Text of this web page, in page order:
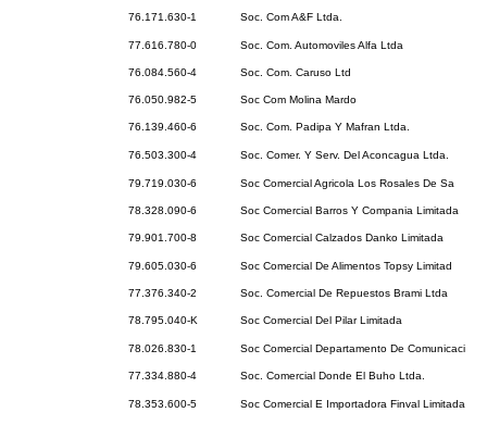
76.171.630-1 Soc. Com A&F Ltda.
77.616.780-0 Soc. Com. Automoviles Alfa Ltda
76.084.560-4 Soc. Com. Caruso Ltd
76.050.982-5 Soc Com Molina Mardo
76.139.460-6 Soc. Com. Padipa Y Mafran Ltda.
76.503.300-4 Soc. Comer. Y Serv. Del Aconcagua Ltda.
79.719.030-6 Soc Comercial Agricola Los Rosales De Sa
78.328.090-6 Soc Comercial Barros Y Compania Limitada
79.901.700-8 Soc Comercial Calzados Danko Limitada
79.605.030-6 Soc Comercial De Alimentos Topsy Limitad
77.376.340-2 Soc. Comercial De Repuestos Brami Ltda
78.795.040-K Soc Comercial Del Pilar Limitada
78.026.830-1 Soc Comercial Departamento De Comunicaci
77.334.880-4 Soc. Comercial Donde El Buho Ltda.
78.353.600-5 Soc Comercial E Importadora Finval Limitada